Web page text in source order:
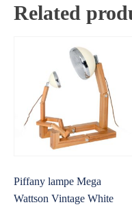
Related
Piffany lampe Mega
Wattson Vintage White